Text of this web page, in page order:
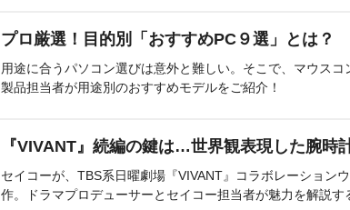
プロ厳選！目的別「おすすめPC９選」とは？
用途に合うパソコン選びは意外と難しい。そこで、マウスコ
製品担当者が用途別のおすすめモデルをご紹介！
『VIVANT』続編の鍵は…世界観表現した腕時
セイコーが、TBS系日曜劇場『VIVANT』コラボレーション
作。ドラマプロデューサーとセイコー担当者が魅力を解説す